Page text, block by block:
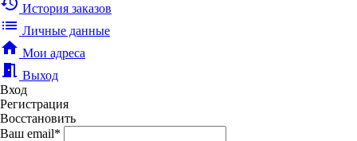
История заказов
list Личные данные
home Мои адреса
meeting_room Выход
Вход
Регистрация
Восстановить
Ваш email*